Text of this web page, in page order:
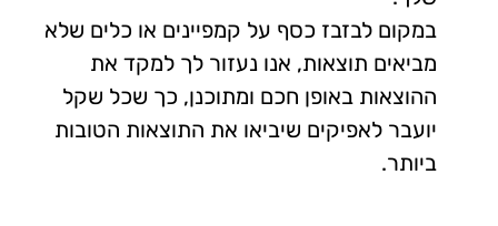
לבזבז כסף על קמפיינים או כלים שלא
תוצאות, אנו נעזור לך למקד את
באופן חכם ומתוכנן, כך שכל שקל
לאפיקים שיביאו את התוצאות הטובות